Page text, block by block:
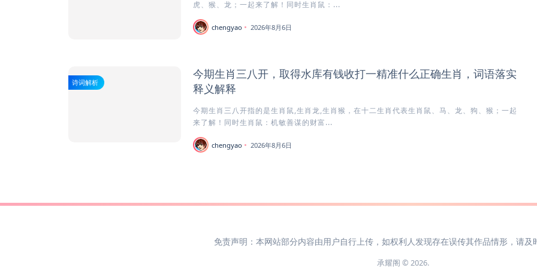
虎、猴、龙；一起来了解！同时生肖鼠：...
chengyao 2026年8月6日
诗词解析
今期生肖三八开，取得水库有钱收打一精准什么正确生肖，词语落实
释义解释
今期生肖三八开指的是生肖鼠,生肖龙,生肖猴，在十二生肖代表生肖鼠、马、龙、狗、猴；一起
来了解！同时生肖鼠：机敏善谋的财富...
chengyao 2026年8月6日
免责声明：本网站部分内容由用户自行上传，如权利人发现存在误传其作品情形，请及
承耀阁 © 2026.